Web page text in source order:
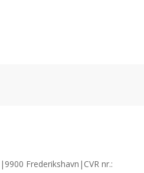
| 9900 Frederikshavn | CVR nr.: